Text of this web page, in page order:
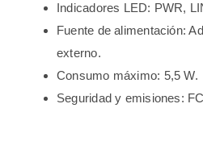
Indicadores LED: PWR,
Fuente de alimentación:
externo.
Consumo máximo: 5,5 W.
Seguridad y emisiones: